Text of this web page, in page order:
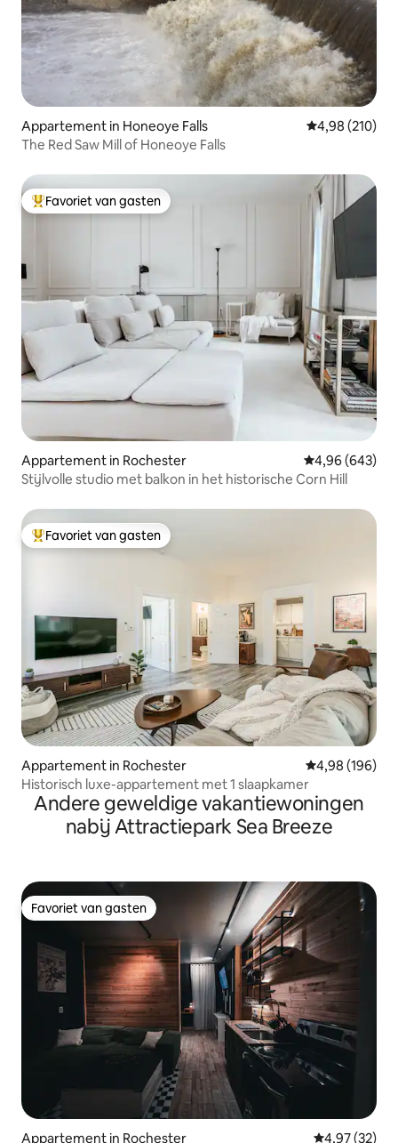
Appartement in Honeoye Falls Gemiddelde
4,98 (210)
The Red Saw Mill of Honeoye Falls
Topfavoriet van gasten
Favoriet van gasten
Appartement in Rochester Gemiddelde
4,96 (643)
Stijlvolle studio met balkon in het historische Corn Hill
Topfavoriet van gasten
Favoriet van gasten
Appartement in Rochester Gemiddelde
4,98 (196)
Historisch luxe-appartement met 1 slaapkamer
Andere geweldige vakantiewoningen
nabij Attractiepark Sea Breeze
Favoriet van gasten
Favoriet van gasten
Appartement in Rochester Gemiddelde
4,97 (32)